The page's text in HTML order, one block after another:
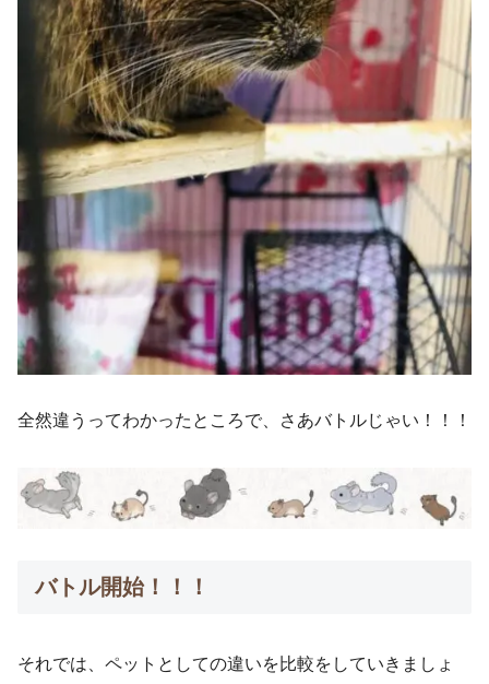
全然違うってわかったところで、さあバトルじゃい！！！
バトル開始！！！
それでは、ペットとしての違いを比較をしていきましょ